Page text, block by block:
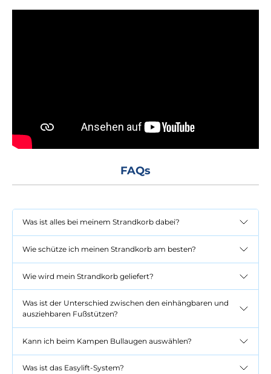
FAQs
Was ist alles bei meinem Strandkorb dabei?
Wie schütze ich meinen Strandkorb am besten?
Wie wird mein Strandkorb geliefert?
Was ist der Unterschied zwischen den einhängbaren und
ausziehbaren Fußstützen?
Kann ich beim Kampen Bullaugen auswählen?
Was ist das Easylift-System?